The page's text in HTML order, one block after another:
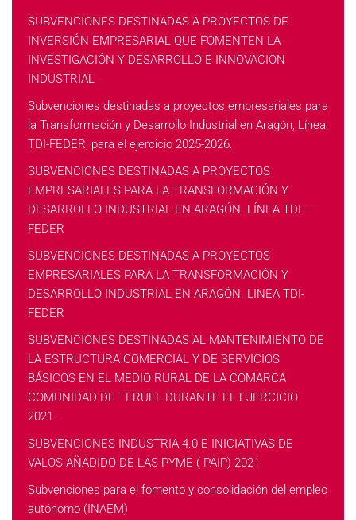
SUBVENCIONES DESTINADAS A PROYECTOS DE
INVERSIÓN EMPRESARIAL QUE FOMENTEN LA
INVESTIGACIÓN Y DESARROLLO E INNOVACIÓN
INDUSTRIAL
Subvenciones destinadas a proyectos empresariales para
la Transformación y Desarrollo Industrial en Aragón, Línea
TDI-FEDER, para el ejercicio 2025-2026.
SUBVENCIONES DESTINADAS A PROYECTOS
EMPRESARIALES PARA LA TRANSFORMACIÓN Y
DESARROLLO INDUSTRIAL EN ARAGÓN. LÍNEA TDI –
FEDER
SUBVENCIONES DESTINADAS A PROYECTOS
EMPRESARIALES PARA LA TRANSFORMACIÓN Y
DESARROLLO INDUSTRIAL EN ARAGÓN. LINEA TDI-
FEDER
SUBVENCIONES DESTINADAS AL MANTENIMIENTO DE
LA ESTRUCTURA COMERCIAL Y DE SERVICIOS
BÁSICOS EN EL MEDIO RURAL DE LA COMARCA
COMUNIDAD DE TERUEL DURANTE EL EJERCICIO
2021.
SUBVENCIONES INDUSTRIA 4.0 E INICIATIVAS DE
VALOS AÑADIDO DE LAS PYME ( PAIP) 2021
Subvenciones para el fomento y consolidación del empleo
autónomo (INAEM)